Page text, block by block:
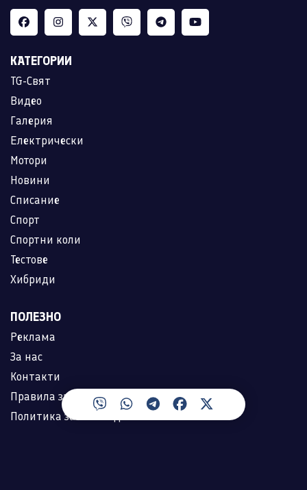
КАТЕГОРИИ
TG-Свят
Видео
Галерия
Електрически
Мотори
Новини
Списание
Спорт
Спортни коли
Тестове
Хибриди
ПОЛЕЗНО
Реклама
За нас
Контакти
Правила за ползване
Политика за лични данни